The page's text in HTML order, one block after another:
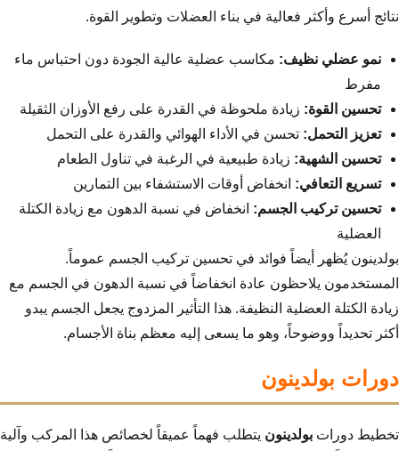
نتائج أسرع وأكثر فعالية في بناء العضلات وتطوير القوة.
نمو عضلي نظيف: مكاسب عضلية عالية الجودة دون احتباس ماء
مفرط
تحسين القوة: زيادة ملحوظة في القدرة على رفع الأوزان الثقيلة
تعزيز التحمل: تحسن في الأداء الهوائي والقدرة على التحمل
تحسين الشهية: زيادة طبيعية في الرغبة في تناول الطعام
تسريع التعافي: انخفاض أوقات الاستشفاء بين التمارين
تحسين تركيب الجسم: انخفاض في نسبة الدهون مع زيادة الكتلة
العضلية
بولدينون يُظهر أيضاً فوائد في تحسين تركيب الجسم عموماً.
المستخدمون يلاحظون عادة انخفاضاً في نسبة الدهون في الجسم مع
زيادة الكتلة العضلية النظيفة. هذا التأثير المزدوج يجعل الجسم يبدو
أكثر تحديداً ووضوحاً، وهو ما يسعى إليه معظم بناة الأجسام.
دورات بولدينون
تخطيط دورات بولدينون يتطلب فهماً عميقاً لخصائص هذا المركب وآلية